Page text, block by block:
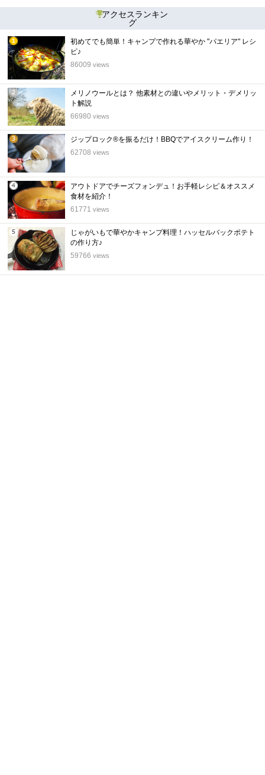
アクセスランキン
グ
1
位
初めてでも簡単！キャンプで作れる華やか "パエリア" レシ
ピ♪
86009 views
2
位
メリノウールとは？ 他素材との違いやメリット・デメリッ
ト解説
66980 views
3
位
ジップロック®を振るだけ！BBQでアイスクリーム作り！
62708 views
4
位
アウトドアでチーズフォンデュ！お手軽レシピ＆オススメ
食材を紹介！
61771 views
5
位
じゃがいもで華やかキャンプ料理！ハッセルバックポテト
の作り方♪
59766 views